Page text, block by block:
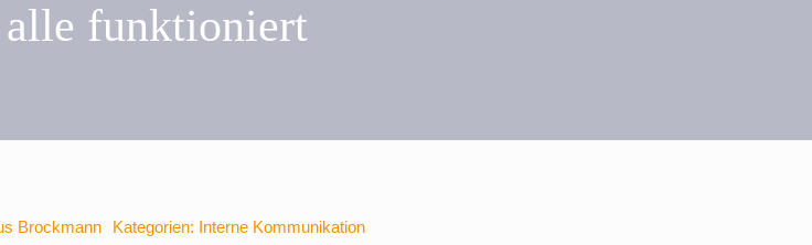
funktioniert
Brockmann Kategorien: Interne Kommunikation